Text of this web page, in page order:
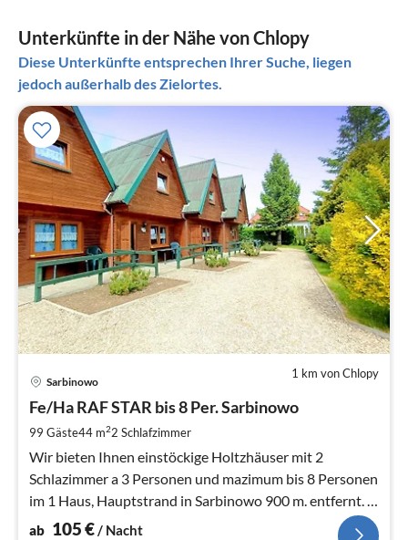
Unterkünfte in der Nähe von Chlopy
Diese Unterkünfte entsprechen Ihrer Suche, liegen
jedoch außerhalb des Zielortes.
1 km von Chlopy
Sarbinowo
Fe/Ha RAF STAR bis 8 Per. Sarbinowo
99 Gäste44 m22 Schlafzimmer
Wir bieten Ihnen einstöckige Holtzhäuser mit 2
Schlazimmer a 3 Personen und mazimum bis 8 Personen
im 1 Haus, Hauptstrand in Sarbinowo 900 m. entfernt. 1
Parkplatz fuer 1 Haus
ab 105€/ Nacht